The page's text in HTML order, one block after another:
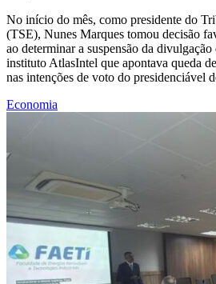
No início do mês, como presidente do
(TSE), Nunes Marques tomou decisão
ao determinar a suspensão da
instituto AtlasIntel que apontava queda
nas intenções de voto do presidenciável
Economia